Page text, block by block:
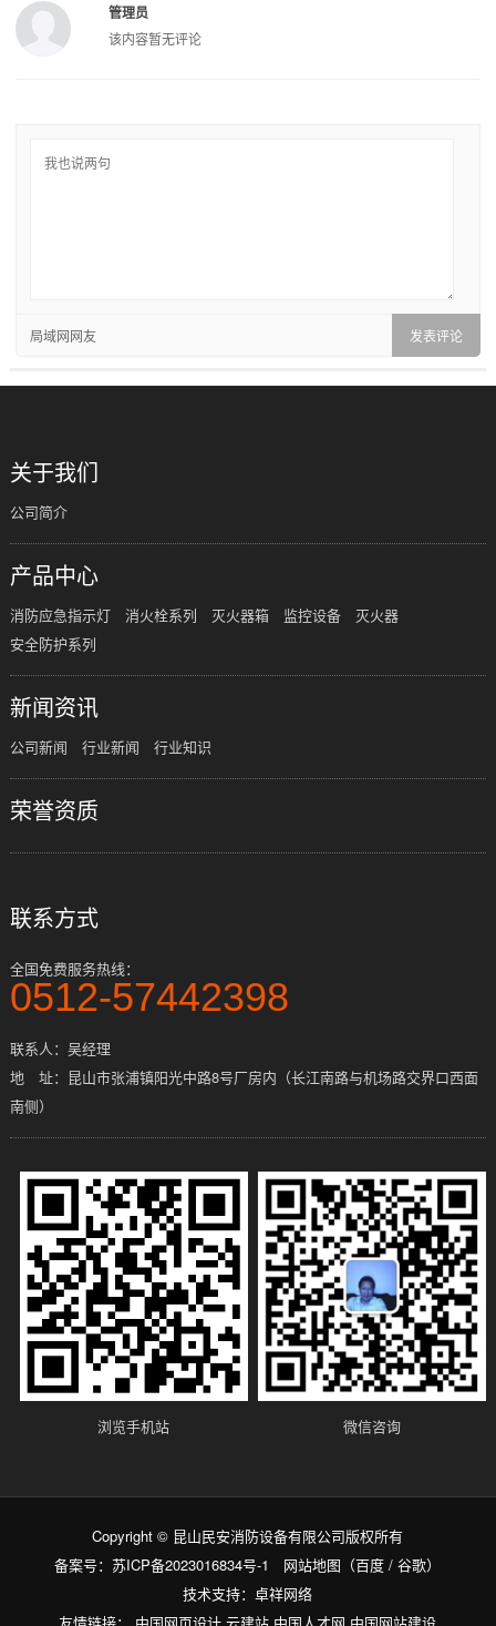
管理员
该内容暂无评论
局域网网友
关于我们
公司简介
产品中心
消防应急指示灯 消火栓系列 灭火器箱 监控设备
灭火器
安全防护系列
新闻资讯
公司新闻 行业新闻 行业知识
荣誉资质
联系方式
全国免费服务热线：
0512-57442398
联系人：吴经理
地 址：昆山市张浦镇阳光中路8号厂房内（长江南路与机场路交界口西面
南侧）
浏览手机站 微信咨询
Copyright © 昆山民安消防设备有限公司版权所有
备案号：苏ICP备2023016834号-1 网站地图 （百度 /谷歌）
技术支持：卓祥网络